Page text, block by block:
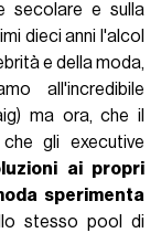
secolare e sulla
dieci anni l'alcol
e della moda,
all'incredibile
ma ora, che il
gli executive
ai propri
sperimenta
stesso pool di